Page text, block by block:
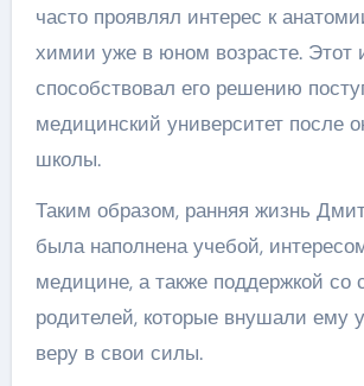
часто проявлял интерес к
химии уже в юном возрасте. Этот
способствовал его решению
медицинский университет после
школы.
Таким образом, ранняя жизнь
была наполнена учебой,
медицине, а также поддержкой со
родителей, которые внушали ему
веру в свои силы.